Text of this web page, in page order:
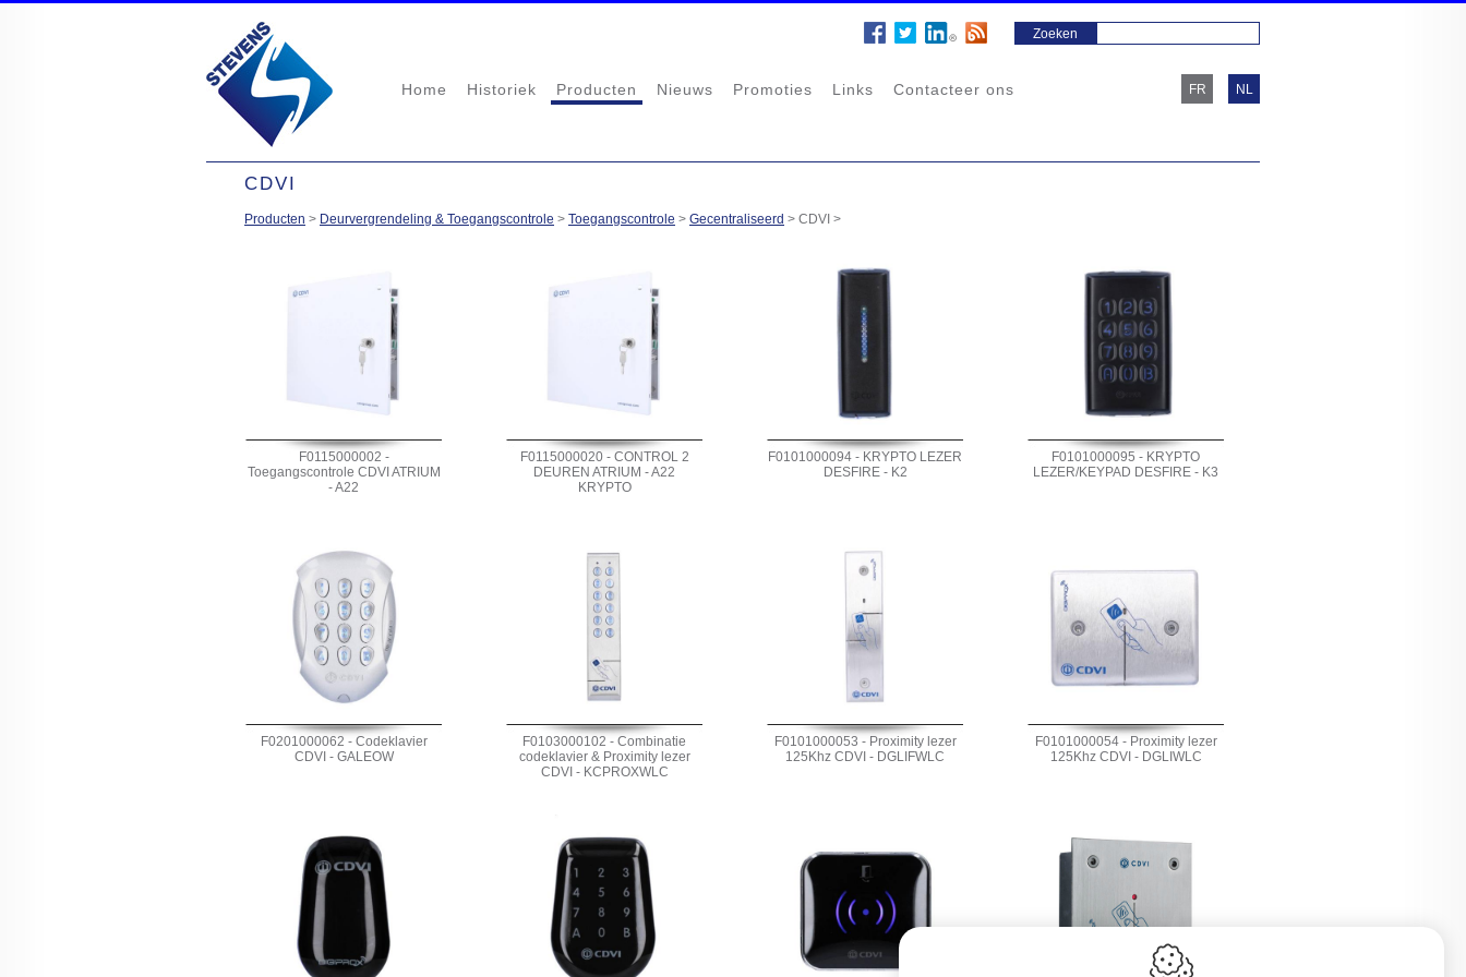
Home Historiek Producten Nieuws Promoties Links Contacteer ons FR NL
CDVI
Producten > Deurvergrendeling & Toegangscontrole > Toegangscontrole > Gecentraliseerd > CDVI >
F0115000002 -
Toegangscontrole CDVI ATRIUM
- A22
F0115000020 - CONTROL 2
DEUREN ATRIUM - A22
KRYPTO
F0101000094 - KRYPTO LEZER
DESFIRE - K2
F0101000095 - KRYPTO
LEZER/KEYPAD DESFIRE - K3
F0201000062 - Codeklavier
CDVI - GALEOW
F0103000102 - Combinatie
codeklavier & Proximity lezer
CDVI - KCPROXWLC
F0101000053 - Proximity lezer
125Khz CDVI - DGLIFWLC
F0101000054 - Proximity lezer
125Khz CDVI - DGLIWLC